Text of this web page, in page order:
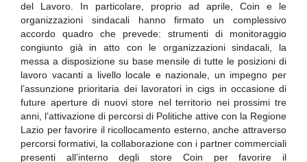
del Lavoro. In particolare, proprio ad aprile, Coin e le
organizzazioni sindacali hanno firmato un complessivo
accordo quadro che prevede: strumenti di monitoraggio
congiunto già in atto con le organizzazioni sindacali, la
messa a disposizione su base mensile di tutte le posizioni di
lavoro vacanti a livello locale e nazionale, un impegno per
l’assunzione prioritaria dei lavoratori in cigs in occasione di
future aperture di nuovi store nel territorio nei prossimi tre
anni, l’attivazione di percorsi di Politiche attive con la Regione
Lazio per favorire il ricollocamento esterno, anche attraverso
percorsi formativi, la collaborazione con i partner commerciali
presenti all’interno degli store Coin per favorire il